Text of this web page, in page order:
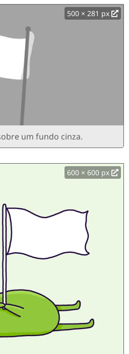
500 × 281 px
um fundo cinza.
600 × 600 px